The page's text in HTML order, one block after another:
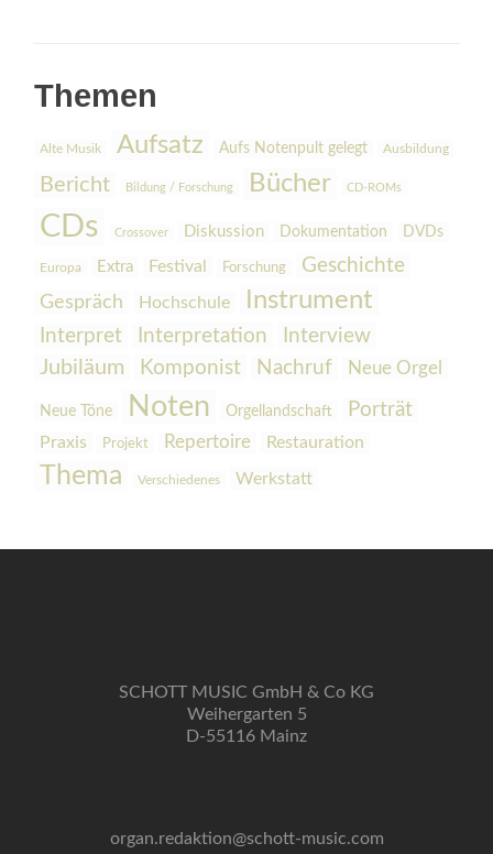
Themen
Alte Musik Aufsatz Aufs Notenpult gelegt Ausbildung
Bericht Bildung / Forschung Bücher CD-ROMs
CDs Crossover Diskussion Dokumentation DVDs
Europa Extra Festival Forschung Geschichte
Gespräch Hochschule Instrument
Interpret Interpretation
Interview
Jubiläum
Komponist Nachruf Neue Orgel
Neue Töne Noten Orgellandschaft Porträt
Praxis Projekt Repertoire Restauration
Thema Verschiedenes Werkstatt
SCHOTT MUSIC GmbH & Co KG
Weihergarten 5
D-55116 Mainz
organ.redaktion@schott-music.com